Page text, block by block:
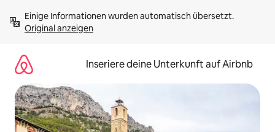
Inhalten
springenOriginal anzeigen
Inseriere deine Unterkunft auf Airbnb